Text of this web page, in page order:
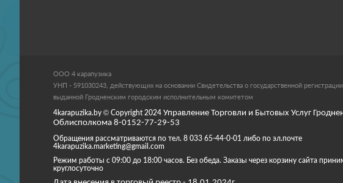
ООО 4 карапузика
УНП - 591030243, действующих на основании Свидетельства о государственной
выданной Гродненским городским исполнительным комитетом
4karapuzika.by © Copyright 2024 Управление Торговли и Бытовых Услуг
Облисполкома 8-0152-77-29-53
Обращения рассматриваются по тел. 8 033 65-44-0-01 либо по эл.почте
4karapuzika.marketing@gmail.com
Режим работы с 09:00 до 18:00 часов. Без обеда. Заказы через корзину сайта
круглосуточно